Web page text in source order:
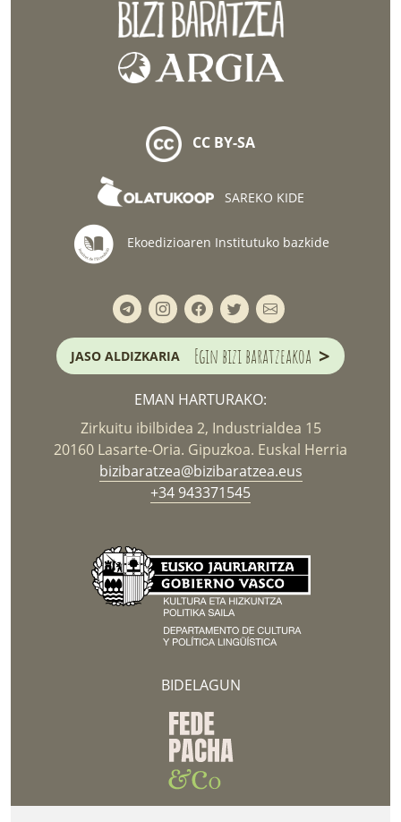
CC BY-SA
SAREKO KIDE
Ekoedizioaren Institutuko bazkide
JASO ALDIZKARIA Egin bizi baratzeakoa >
EMAN HARTURAKO:
Zirkuitu ibilbidea 2, Industrialdea 15
20160 Lasarte-Oria. Gipuzkoa. Euskal Herria
bizibaratzea@bizibaratzea.eus
+34 943371545
BIDELAGUN